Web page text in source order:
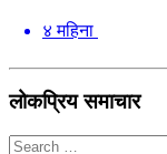
४ महिना
लोकप्रिय समाचार